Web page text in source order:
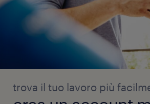
trova il tuo lavoro più